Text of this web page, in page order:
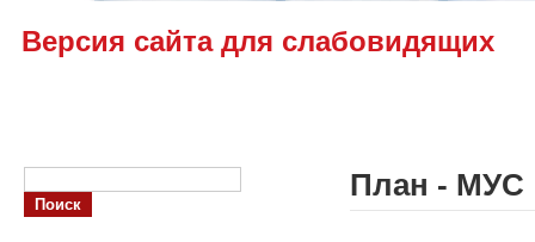
Версия сайта для слабовидящих
План - МУС